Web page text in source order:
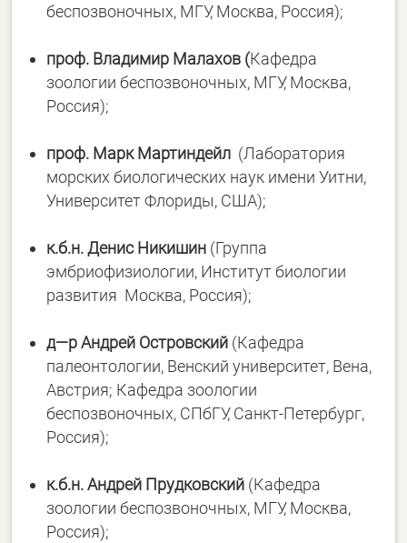
беспозвоночных, МГУ, Москва, Россия);
проф. Владимир Малахов (Кафедра
зоологии беспозвоночных, МГУ, Москва,
Россия);
проф. Марк Мартиндейл (Лаборатория
морских биологических наук имени Уитни,
Университет Флориды, США);
к.б.н.Денис Никишин (Группа
эмбриофизиологии, Институт биологии
развития Москва, Россия);
д—р Андрей Островский (Кафедра
палеонтологии, Венский университет, Вена,
Австрия; Кафедра зоологии
беспозвоночных, СПбГУ, Санкт-Петербург,
Россия);
к.б.н.Андрей Прудковский (Кафедра
зоологии беспозвоночных, МГУ, Москва,
Россия);